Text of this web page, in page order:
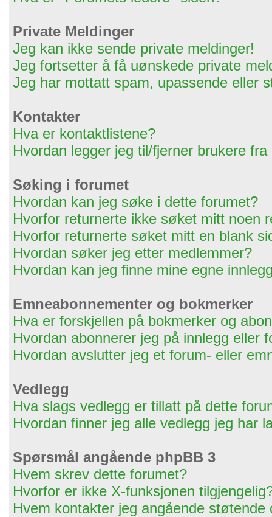
Private Meldinger
Jeg kan ikke sende private meldinger!
Jeg fortsetter å få uønskede private
Jeg har mottatt spam, upassende eller
Kontakter
Hva er kontaktlistene?
Hvordan legger jeg til/fjerner brukere
Søking i forumet
Hvordan kan jeg søke i dette forumet?
Hvorfor returnerte ikke søket mitt noen
Hvorfor returnerte søket mitt en blank
Hvordan søker jeg etter medlemmer?
Hvordan kan jeg finne mine egne
Emneabonnementer og bokmerker
Hva er forskjellen på bokmerker og
Hvordan abonnerer jeg på innlegg eller
Hvordan avslutter jeg et forum- eller
Vedlegg
Hva slags vedlegg er tillatt på dette
Hvordan finner jeg alle vedlegg jeg har
Spørsmål angående phpBB 3
Hvem skrev dette forumet?
Hvorfor er ikke X-funksjonen
Hvem kontakter jeg angående